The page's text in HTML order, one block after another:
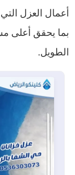
أعمال العزل التي
بما يحقق أعلى
الطويل.